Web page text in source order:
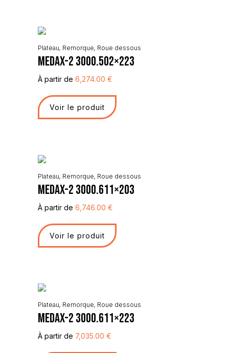
Plateau, Remorque, Roue dessous
Medax-2 3000.502×223
À partir de 6,274.00 €
Voir le produit
Plateau, Remorque, Roue dessous
Medax-2 3000.611×203
À partir de 6,746.00 €
Voir le produit
Plateau, Remorque, Roue dessous
Medax-2 3000.611×223
À partir de 7,035.00 €